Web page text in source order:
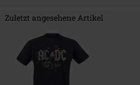
Kommentar jetzt abschicken!
Zuletzt angesehene Artikel